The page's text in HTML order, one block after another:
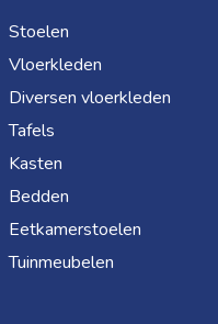
Stoelen
Vloerkleden
Diversen vloerkleden
Tafels
Kasten
Bedden
Eetkamerstoelen
Tuinmeubelen